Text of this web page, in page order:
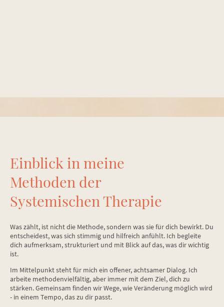
Einblick in meine
Methoden der
Systemischen Therapie
Was zählt, ist nicht die Methode, sondern was sie für dich bewirkt. Du
entscheidest, was sich stimmig und hilfreich anfühlt. Ich begleite
dich aufmerksam, strukturiert und mit Blick auf das, was dir wichtig
ist.
Im Mittelpunkt steht für mich ein offener, achtsamer Dialog. Ich
arbeite methodenvielfältig, aber immer mit dem Ziel, dich zu
stärken. Gemeinsam finden wir Wege, wie Veränderung möglich wird
- in einem Tempo, das zu dir passt.